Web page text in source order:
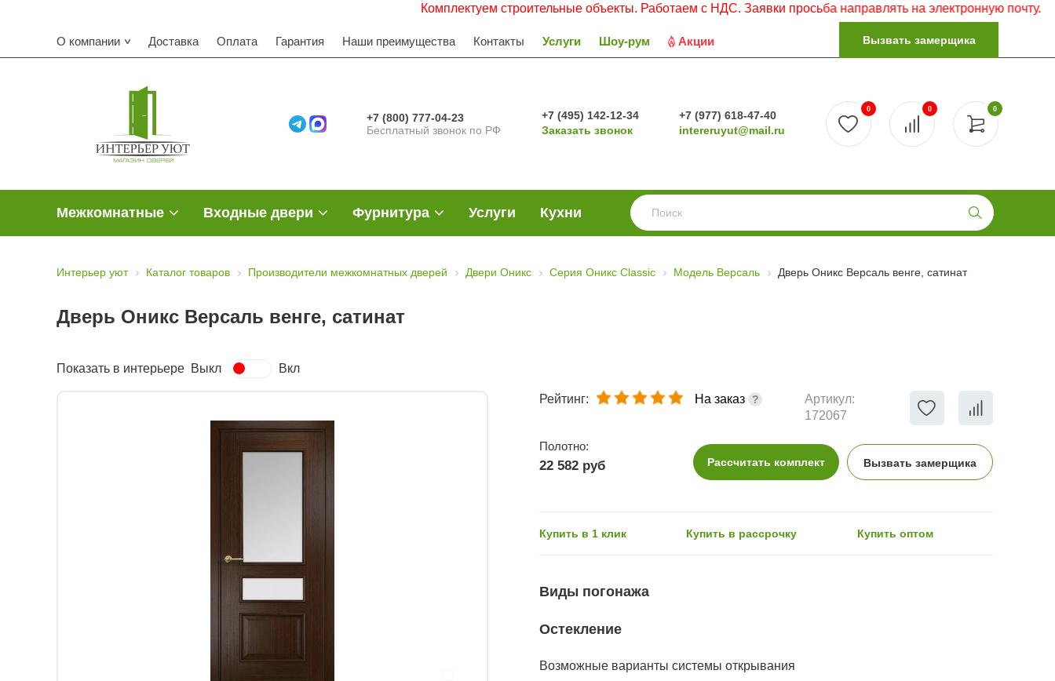
Комплектуем строительные объекты. Работаем с НДС. Заявки просьба направлять на электронную почту.
О компании Доставка Оплата Гарантия Наши преимущества Контакты Услуги Шоу-рум Акции Вызвать замерщика
+7 (800) 777-04-23
Бесплатный звонок по РФ
+7 (495) 142-12-34
Заказать звонок
+7 (977) 618-47-40
intereruyut@mail.ru
0
0 0
Межкомнатные Входные двери Фурнитура Услуги Кухни
Интерьер уют Каталог товаров Производители межкомнатных дверей Двери Оникс Серия Оникс Classic Модель Версаль Дверь Оникс Версаль венге, сатинат
Дверь Оникс Версаль венге, сатинат
Показать в интерьере Выкл Вкл
Рейтинг: На заказ
Артикул:
172067
Полотно:
22 582 руб Рассчитать комплект Вызвать замерщика
Купить в 1 клик Купить в рассрочку Купить оптом
Виды погонажа
Остекление
Возможные варианты системы открывания